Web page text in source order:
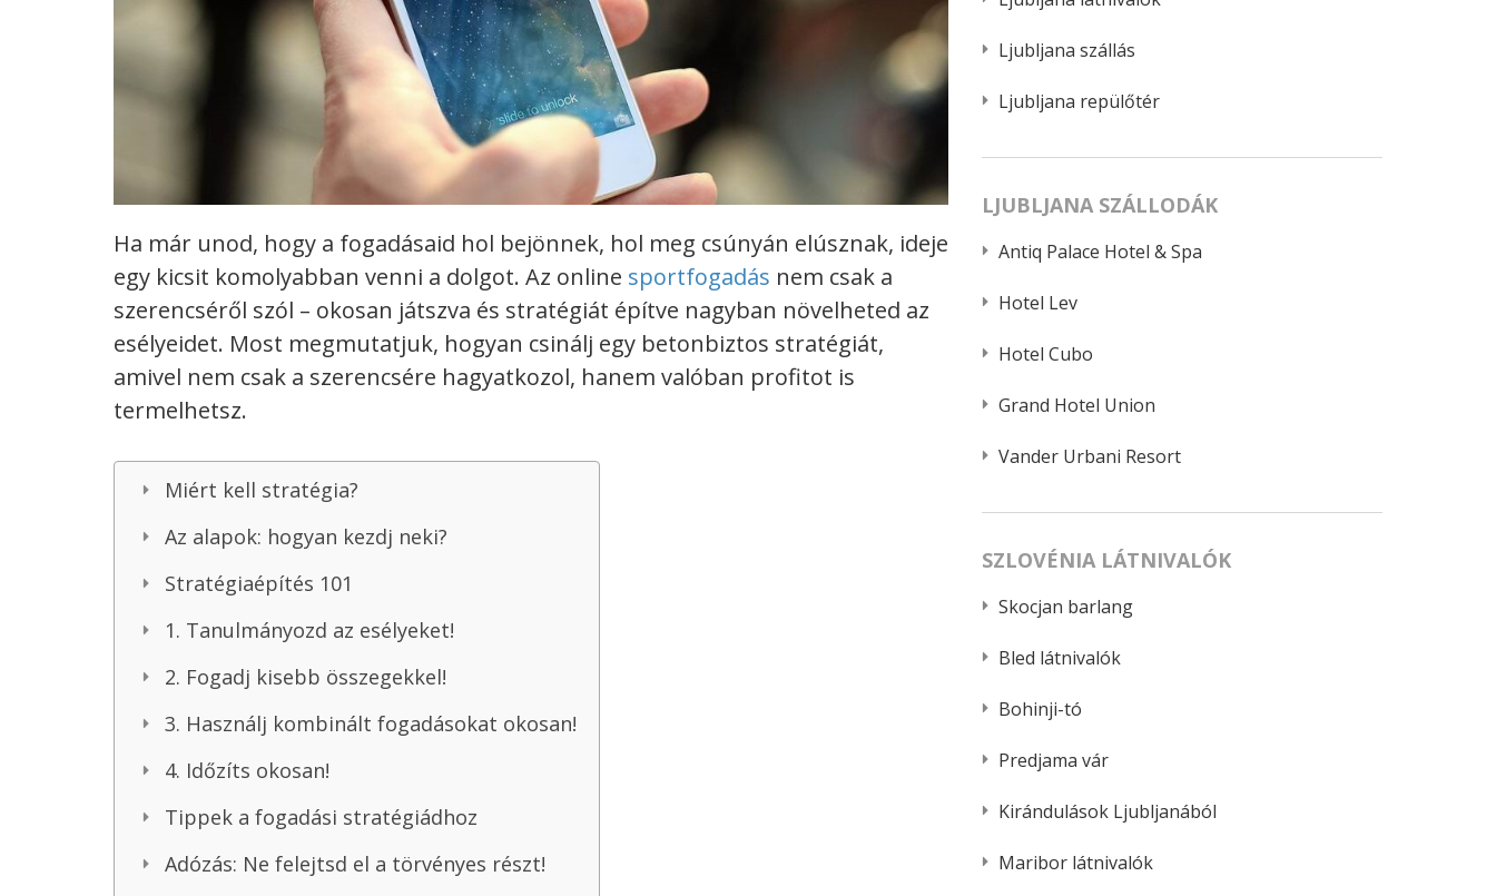
Ha már unod, hogy a fogadásaid hol bejönnek, hol meg csúnyán elúsznak, ideje
egy kicsit komolyabban venni a dolgot. Az online sportfogadás nem csak a
szerencséről szól – okosan játszva és stratégiát építve nagyban növelheted az
esélyeidet. Most megmutatjuk, hogyan csinálj egy betonbiztos stratégiát,
amivel nem csak a szerencsére hagyatkozol, hanem valóban profitot is
termelhetsz.
Miért kell stratégia?
Az alapok: hogyan kezdj neki?
Stratégiaépítés 101
1. Tanulmányozd az esélyeket!
2. Fogadj kisebb összegekkel!
3. Használj kombinált fogadásokat okosan!
4. Időzíts okosan!
Tippek a fogadási stratégiádhoz
Adózás: Ne felejtsd el a törvényes részt!
Ljubljana szállás
Ljubljana repülőtér
LJUBLJANA SZÁLLODÁK
Antiq Palace Hotel & Spa
Hotel Lev
Hotel Cubo
Grand Hotel Union
Vander Urbani Resort
SZLOVÉNIA LÁTNIVALÓK
Skocjan barlang
Bled látnivalók
Bohinji-tó
Predjama vár
Kirándulások Ljubljanából
Maribor látnivalók